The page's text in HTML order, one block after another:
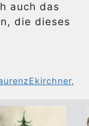
auch das
die dieses
,